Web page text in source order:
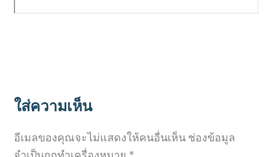
ใส่ความเห็น
อีเมลของคุณจะไม่แสดงให้คนอื่นเห็น ช่องข้อมูล